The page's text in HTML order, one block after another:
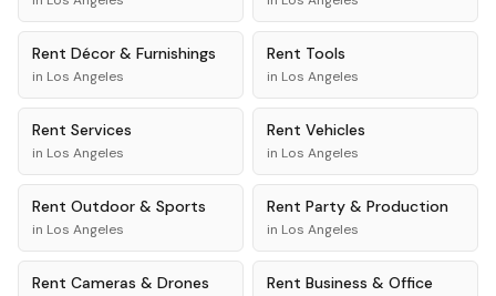
Rent Décor & Furnishings
in Los Angeles
Rent Tools
in Los Angeles
Rent Services
in Los Angeles
Rent Vehicles
in Los Angeles
Rent Outdoor & Sports
in Los Angeles
Rent Party & Production
in Los Angeles
Rent Cameras & Drones Rent Business & Office